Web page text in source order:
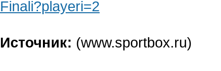
Finali?playeri=2
Источник: (www.sportbox.ru)